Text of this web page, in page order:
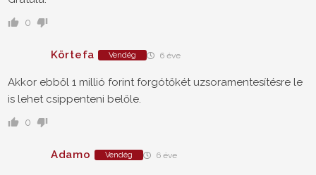
0
Körtefa Vendég 6 éve
Akkor ebből 1 millió forint forgótőkét uzsoramentesítésre le
is lehet csippenteni belőle.
0
Adamo Vendég 6 éve